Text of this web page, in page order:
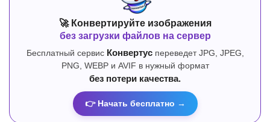
🚀 Конвертируйте изображения
без загрузки файлов на сервер
Бесплатный сервис Конвертуспереведет JPG, JPEG,
PNG, WEBP и AVIF в нужный формат
без потери качества.
👉 Начать бесплатно →